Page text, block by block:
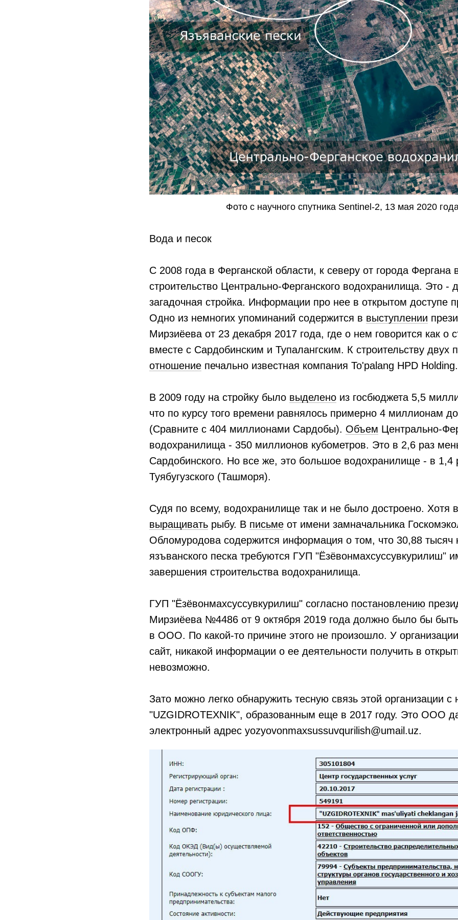
Фото с научного спутника Sentinel-2, 13 мая 2020
Вода и песок
С 2008 года в Ферганской области, к северу от города Фергана
строительство Центрально-Ферганского водохранилища. Это -
загадочная стройка. Информации про нее в открытом доступе
Одно из немногих упоминаний содержится в выступлении
Мирзиёева от 23 декабря 2017 года, где о нем говорится как о
вместе с Сардобинским и Тупалангским. К строительству двух
отношение печально известная компания To'palang HPD Holding.
В 2009 году на стройку было выделено из госбюджета 5,5
что по курсу того времени равнялось примерно 4 миллионам
(Сравните с 404 миллионами Сардобы). Объем Центрально-
водохранилища - 350 миллионов кубометров. Это в 2,6 раз
Сардобинского. Но все же, это большое водохранилище - в 1,4
Туябугузского (Ташморя).
Судя по всему, водохранилище так и не было достроено. Хотя
выращивать рыбу. В письме от имени замначальника
Обломуродова содержится информация о том, что 30,88 тысяч
язъванского песка требуются ГУП "Ёзёвонмахсуссувкурилиш"
завершения строительства водохранилища.
ГУП "Ёзёвонмахсуссувкурилиш" согласно постановлению
Мирзиёева №4486 от 9 октября 2019 года должно было бы
в ООО. По какой-то причине этого не произошло. У организации
сайт, никакой информации о ее деятельности получить в
невозможно.
Зато можно легко обнаружить тесную связь этой организации
"UZGIDROTEXNIK", образованным еще в 2017 году. Это ООО
электронный адрес yozyovonmaxsussuvqurilish@umail.uz.